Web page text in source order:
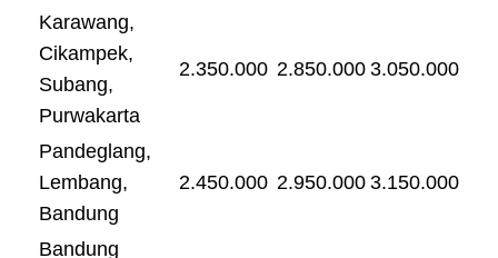
Karawang,
Cikampek,
Subang,
Purwakarta
2.350.000 2.850.000 3.050.000
Pandeglang,
Lembang,
Bandung
2.450.000 2.950.000 3.150.000
Bandung